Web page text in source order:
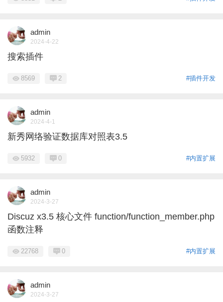
admin
2024-4-22
搜索插件
#插件开发
8569 2
admin
2024-4-1
新秀网络验证数据库对照表3.5
#内置扩展
5932 0
admin
2024-3-27
Discuz x3.5 核心文件 function/function_member.php
函数注释
#内置扩展
22768 0
admin
2024-3-27